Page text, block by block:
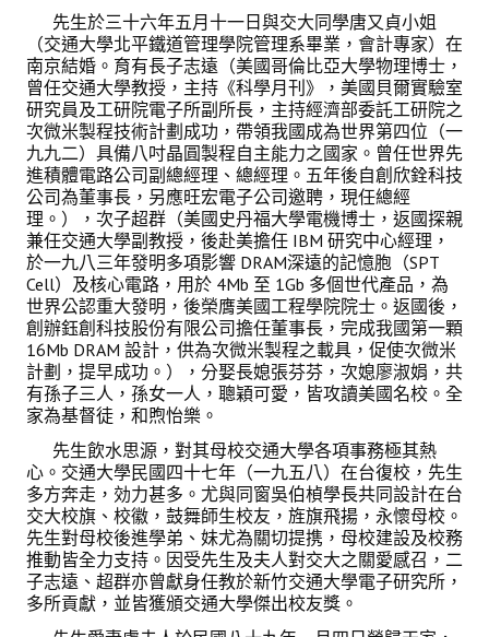
聯絡我們
(測試)
會員申請
會員登入
先生於三十六年五月十一日與交大同學唐又貞小姐
（交通大學北平鐵道管理學院管理系畢業，會計專家）在
南京結婚。育有長子志遠（美國哥倫比亞大學物理博士，
曾任交通大學教授，主持《科學月刊》，美國貝爾實驗室
研究員及工研院電子所副所長，主持經濟部委託工研院之
次微米製程技術計劃成功，帶領我國成為世界第四位（一
九九二）具備八吋晶圓製程自主能力之國家。曾任世界先
進積體電路公司副總經理、總經理。五年後自創欣銓科技
公司為董事長，另應旺宏電子公司邀聘，現任總經
理。），次子超群（美國史丹福大學電機博士，返國探親
兼任交通大學副教授，後赴美擔任 IBM 研究中心經理，
於一九八三年發明多項影響 DRAM深遠的記憶胞（SPT
Cell）及核心電路，用於 4Mb 至 1Gb 多個世代產品，為
世界公認重大發明，後榮膺美國工程學院院士。返國後，
創辦鈺創科技股份有限公司擔任董事長，完成我國第一顆
16Mb DRAM 設計，供為次微米製程之載具，促使次微米
計劃，提早成功。），分娶長媳張芬芬，次媳廖淑娟，共
有孫子三人，孫女一人，聰穎可愛，皆攻讀美國名校。全
家為基督徒，和煦怡樂。
先生飲水思源，對其母校交通大學各項事務極其熱
心。交通大學民國四十七年（一九五八）在台復校，先生
多方奔走，効力甚多。尤與同窗吳伯楨學長共同設計在台
交大校旗、校徽，鼓舞師生校友，旌旗飛揚，永懷母校。
先生對母校後進學弟、妹尤為關切提携，母校建設及校務
推動皆全力支持。因受先生及夫人對交大之關愛感召，二
子志遠、超群亦曾獻身任教於新竹交通大學電子研究所，
多所貢獻，並皆獲頒交通大學傑出校友獎。